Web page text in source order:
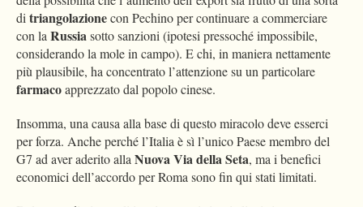
ditriangolazionecon Pechino per continuare a commerciare
con laRussiasotto sanzioni (ipotesi pressoché impossibile,
considerando la mole in campo). E chi, in maniera nettamente
più plausibile, ha concentrato l’attenzione su un particolare
farmacoapprezzato dal popolo cinese.
Insomma, una causa alla base di questo miracolo deve esserci
per forza. Anche perché l’Italia è sì l’unico Paese membro del
G7 ad aver aderito allaNuova Via della Seta, ma i benefici
economici dell’accordo per Roma sono fin qui stati limitati.